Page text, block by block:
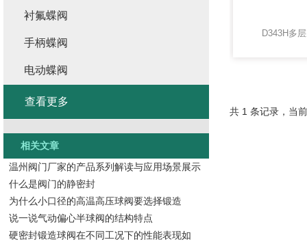
D343H多
共 1 条记录，当
衬氟蝶阀
手柄蝶阀
电动蝶阀
查看更多
相关文章
温州阀门厂家的产品系列解读与应用场景展示
什么是阀门的静密封
为什么小口径的高温高压球阀要选择锻造
说一说气动偏心半球阀的结构特点
硬密封锻造球阀在不同工况下的性能表现如